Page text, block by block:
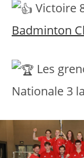
Victoire
Badminton
Les
Nationale 3